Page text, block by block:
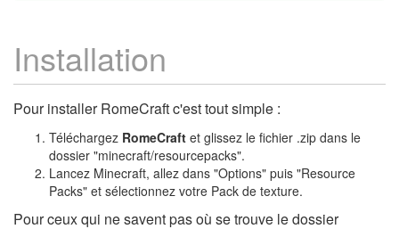
Installation
Pour installer RomeCraft c'est tout simple :
Téléchargez RomeCraft et glissez le fichier .zip dans le
dossier "minecraft/resourcepacks".
Lancez Minecraft, allez dans "Options" puis "Resource
Packs" et sélectionnez votre Pack de texture.
Pour ceux qui ne savent pas où se trouve le dossier